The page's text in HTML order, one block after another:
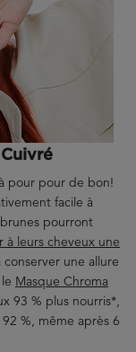
pour pour de bon!
facile à
pourront
à leurs cheveux une
une allure
Masque Chroma
93 % plus nourris*,
%, même après 6